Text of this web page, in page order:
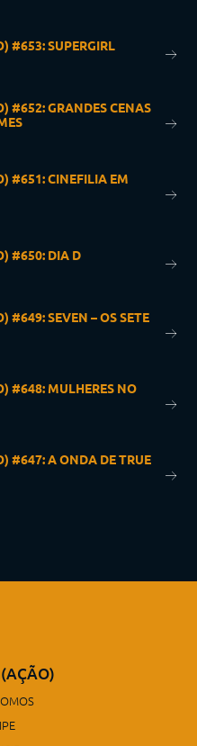
#653: SUPERGIRL
#652: GRANDES CENAS
#651: CINEFILIA EM
#650: DIA D
#649: SEVEN – OS SETE
#648: MULHERES NO
#647: A ONDA DE TRUE